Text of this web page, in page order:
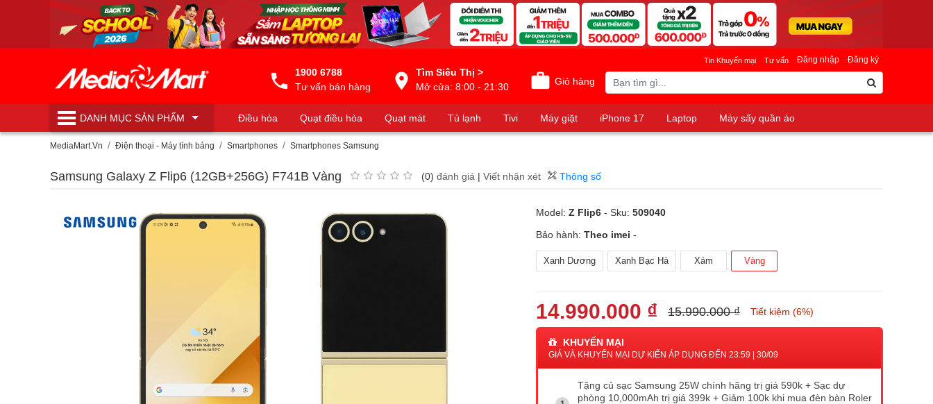
1900 6788
Tư vấn bán hàng
Tìm Siêu Thị >
Mở cửa: 8:00 - 21:30
Giỏ hàng
Đăng nhập Đăng ký
Tin Khuyến mại Tư vấn
DANH MỤCSẢN PHẨM Điều hòa Quạt điều hòa Quạt mát Tủ lạnh Tivi Máy giặt iPhone 17 Laptop
Máy sấy quần áo
Máy lọc nước
MediaMart.Vn Điện thoại - Máy tính bảng Smartphones Smartphones Samsung
Samsung Galaxy Z Flip6 (12GB+256G) F741B Vàng (0) đánh giá | Viết nhận xét Thông số
Model: Z Flip6 - Sku: 509040
Bảo hành: Theo imei -
Xanh Dương Xanh Bạc Hà Xám Vàng
14.990.000 ₫ 15.990.000 ₫ Tiết kiệm (6%)
KHUYẾN MẠI
GIÁ VÀ KHUYẾN MẠI DỰ KIẾN ÁP DỤNG ĐẾN 23:59 | 30/09
Tặng củ sạc Samsung 25W chính hãng trị giá 590k + Sạc dự
phòng 10,000mAh trị giá 399k + Giảm 100k khi mua đèn bàn Roler